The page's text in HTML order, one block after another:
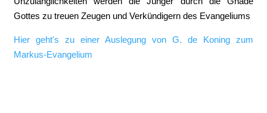
Gottes zu treuen Zeugen und Verkündigern des Evangeliums
Hier geht's zu einer Auslegung von G. de Koning zum
Markus-Evangelium